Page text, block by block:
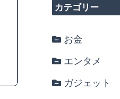
カテゴリー
お金
エンタメ
ガジェット